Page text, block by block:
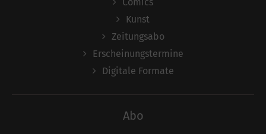
Kunst
Zeitungsabo
Erscheinungstermine
Digitale Formate
Abo